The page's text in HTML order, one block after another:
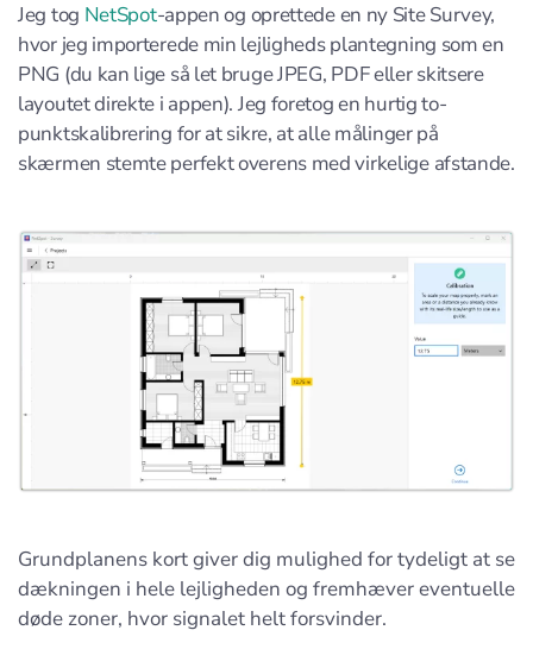
Jeg tog NetSpot-appen og oprettede en ny Site Survey,
hvor jeg importerede min lejligheds plantegning som en
PNG (du kan lige så let bruge JPEG, PDF eller skitsere
layoutet direkte i appen). Jeg foretog en hurtig to-
punktskalibrering for at sikre, at alle målinger på
skærmen stemte perfekt overens med virkelige afstande.
Grundplanens kort giver dig mulighed for tydeligt at se
dækningen i hele lejligheden og fremhæver eventuelle
døde zoner, hvor signalet helt forsvinder.